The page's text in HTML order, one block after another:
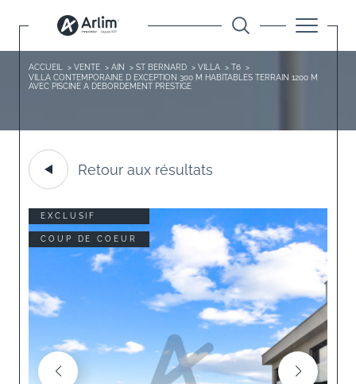
ACCUEIL VENTE AIN ST BERNARD VILLA
T6
VILLA CONTEMPORAINE D EXCEPTION 300 M HABITABLES TERRAIN 1200 M
AVEC PISCINE A DEBORDEMENT PRESTIGE
Retour aux résultats
EXCLUSIF
COUP DE COEUR